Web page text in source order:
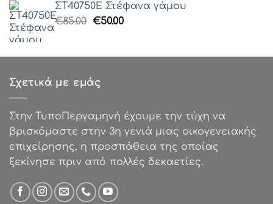
was:
€0.62.
τιμή
είναι:
ΣΤ40750Ε Στέφανα γάμου
€85.00 Original
€85.00.
€50.00Η
είναι:
Σχετικά με εμάς
Στην ΤυποΠεργαμηνή έχουμε την τύχη να
βρισκόμαστε στην 3η γενιά μιας οικογενειακής
επιχείρησης, η προσπάθεια της οποίας
ξεκίνησε πριν από πολλές δεκαετίες.